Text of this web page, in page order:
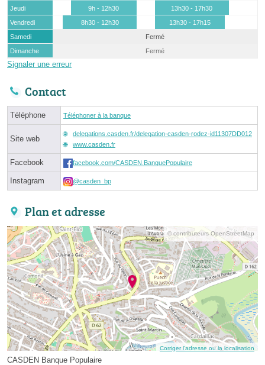
Jeudi
9h - 12h30
13h30 - 17h30
Vendredi
8h30 - 12h30
13h30 - 17h15
Samedi
Fermé
Dimanche
Fermé
Signaler une erreur
Contact
Téléphone Téléphoner à la banque
Site web
delegations.casden.fr/delegation-casden-rodez-id11307DD012
www.casden.fr
Facebook facebook.com/CASDEN.BanquePopulaire
Instagram @casden_bp
Plan et adresse
© contributeurs OpenStreetMap
Corriger l’adresse ou la localisation
CASDEN Banque Populaire